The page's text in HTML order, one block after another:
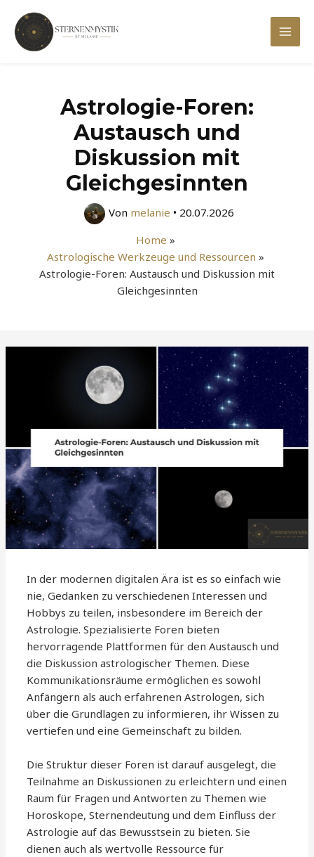
Inhalt
springen
Main
Astrologie-Foren:
Austausch und
Diskussion mit
Gleichgesinnten
Von melanie • 20.07.2026
Home
Astrologische Werkzeuge und Ressourcen
Astrologie-Foren: Austausch und Diskussion mit
Gleichgesinnten
In der modernen digitalen Ära ist es so einfach wie
nie, Gedanken zu verschiedenen Interessen und
Hobbys zu teilen, insbesondere im Bereich der
Astrologie. Spezialisierte Foren bieten
hervorragende Plattformen für den Austausch und
die Diskussion astrologischer Themen. Diese
Kommunikationsräume ermöglichen es sowohl
Anfängern als auch erfahrenen Astrologen, sich
über die Grundlagen zu informieren, ihr Wissen zu
vertiefen und eine Gemeinschaft zu bilden.
Die Struktur dieser Foren ist darauf ausgelegt, die
Teilnahme an Diskussionen zu erleichtern und einen
Raum für Fragen und Antworten zu Themen wie
Horoskope, Sternendeutung und dem Einfluss der
Astrologie auf das Bewusstsein zu bieten. Sie
dienen auch als wertvolle Ressource für